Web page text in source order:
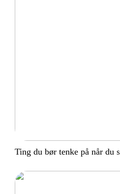
Ting du bør tenke på når du